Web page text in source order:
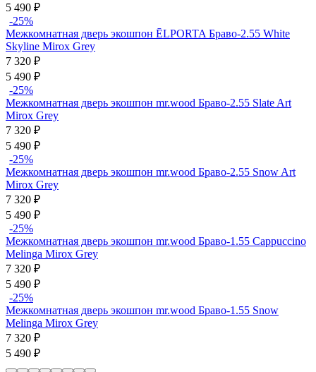
5 490 ₽
-25%
Межкомнатная дверь экошпон ĒLPORTA Браво-2.55 White
Skyline Mirox Grey
7 320 ₽
5 490 ₽
-25%
Межкомнатная дверь экошпон mr.wood Браво-2.55 Slate Art
Mirox Grey
7 320 ₽
5 490 ₽
-25%
Межкомнатная дверь экошпон mr.wood Браво-2.55 Snow Art
Mirox Grey
7 320 ₽
5 490 ₽
-25%
Межкомнатная дверь экошпон mr.wood Браво-1.55 Cappuccino
Melinga Mirox Grey
7 320 ₽
5 490 ₽
-25%
Межкомнатная дверь экошпон mr.wood Браво-1.55 Snow
Melinga Mirox Grey
7 320 ₽
5 490 ₽